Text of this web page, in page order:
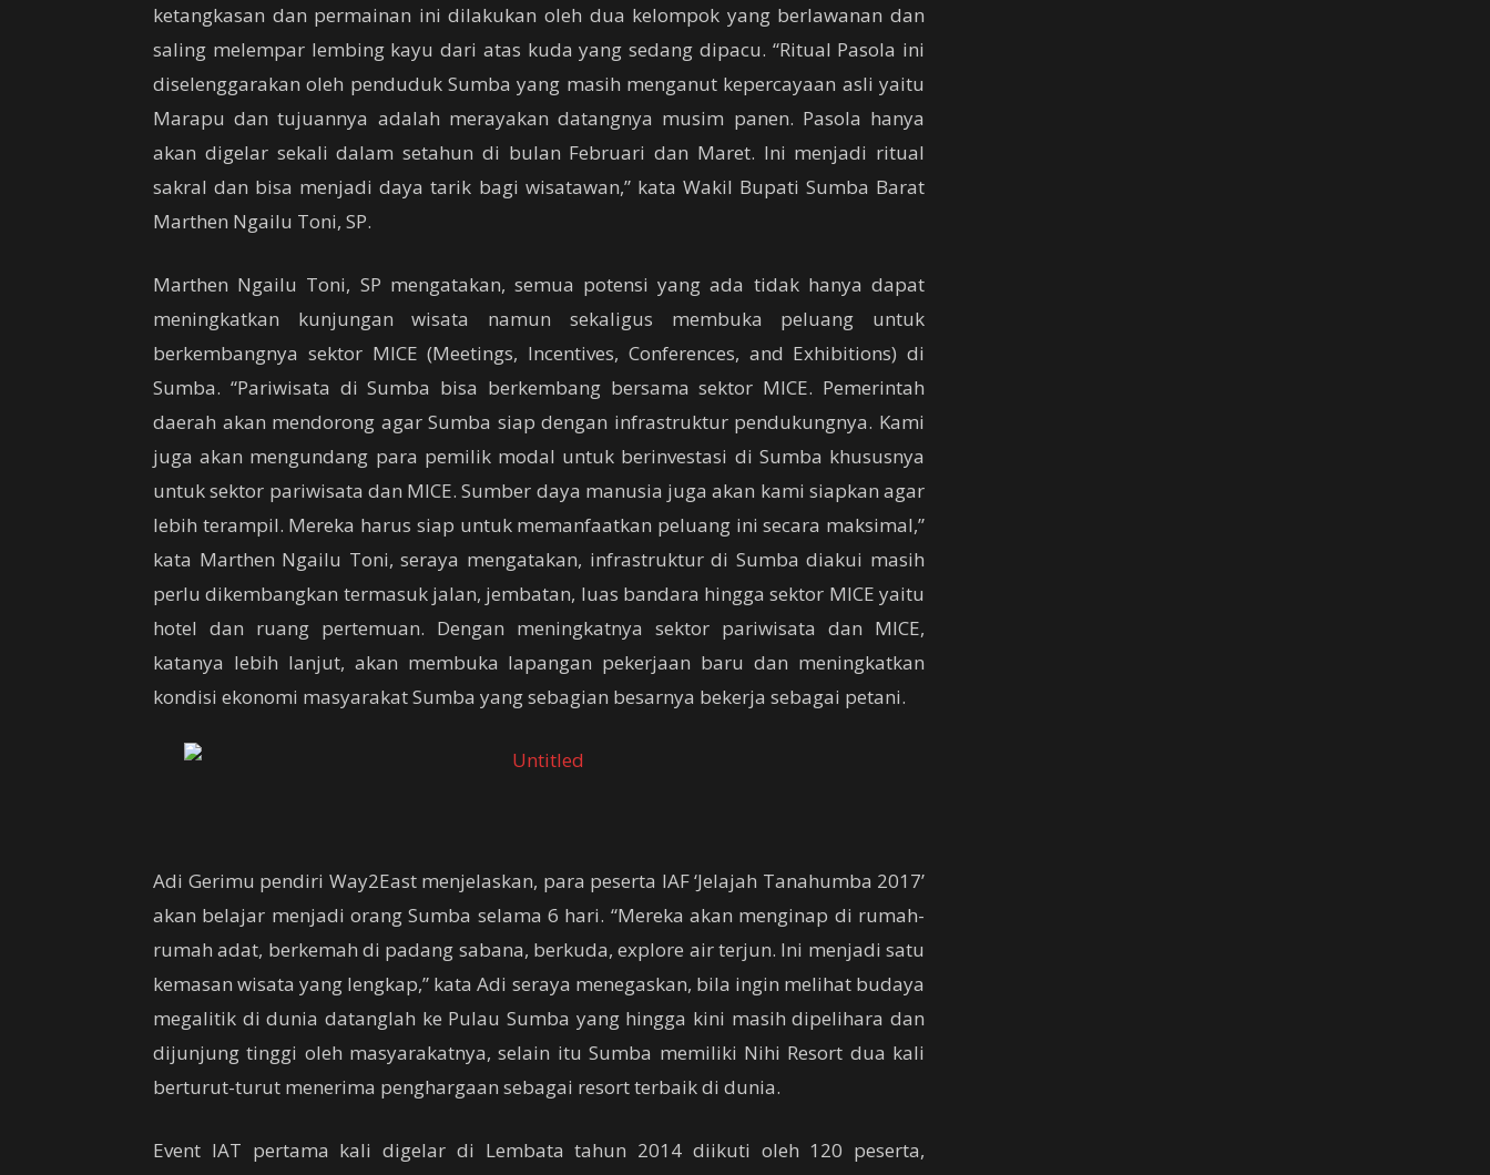
ketangkasan dan permainan ini dilakukan oleh dua kelompok yang berlawanan dan
saling melempar lembing kayu dari atas kuda yang sedang dipacu. “Ritual Pasola ini
diselenggarakan oleh penduduk Sumba yang masih menganut kepercayaan asli yaitu
Marapu dan tujuannya adalah merayakan datangnya musim panen. Pasola hanya
akan digelar sekali dalam setahun di bulan Februari dan Maret. Ini menjadi ritual
sakral dan bisa menjadi daya tarik bagi wisatawan,” kata Wakil Bupati Sumba Barat
Marthen Ngailu Toni, SP.
Marthen Ngailu Toni, SP mengatakan, semua potensi yang ada tidak hanya dapat
meningkatkan kunjungan wisata namun sekaligus membuka peluang untuk
berkembangnya sektor MICE (Meetings, Incentives, Conferences, and Exhibitions) di
Sumba. “Pariwisata di Sumba bisa berkembang bersama sektor MICE. Pemerintah
daerah akan mendorong agar Sumba siap dengan infrastruktur pendukungnya. Kami
juga akan mengundang para pemilik modal untuk berinvestasi di Sumba khususnya
untuk sektor pariwisata dan MICE. Sumber daya manusia juga akan kami siapkan agar
lebih terampil. Mereka harus siap untuk memanfaatkan peluang ini secara maksimal,”
kata Marthen Ngailu Toni, seraya mengatakan, infrastruktur di Sumba diakui masih
perlu dikembangkan termasuk jalan, jembatan, luas bandara hingga sektor MICE yaitu
hotel dan ruang pertemuan. Dengan meningkatnya sektor pariwisata dan MICE,
katanya lebih lanjut, akan membuka lapangan pekerjaan baru dan meningkatkan
kondisi ekonomi masyarakat Sumba yang sebagian besarnya bekerja sebagai petani.
Adi Gerimu pendiri Way2East menjelaskan, para peserta IAF ‘Jelajah Tanahumba 2017’
akan belajar menjadi orang Sumba selama 6 hari. “Mereka akan menginap di rumah-
rumah adat, berkemah di padang sabana, berkuda, explore air terjun. Ini menjadi satu
kemasan wisata yang lengkap,” kata Adi seraya menegaskan, bila ingin melihat budaya
megalitik di dunia datanglah ke Pulau Sumba yang hingga kini masih dipelihara dan
dijunjung tinggi oleh masyarakatnya, selain itu Sumba memiliki Nihi Resort dua kali
berturut-turut menerima penghargaan sebagai resort terbaik di dunia.
Event IAT pertama kali digelar di Lembata tahun 2014 diikuti oleh 120 peserta,